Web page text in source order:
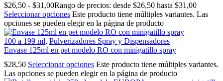
$26,50 - $31,00Rango de precios: desde $26,50 hasta $31,00
Seleccionar opciones Este producto tiene múltiples variantes. Las
opciones se pueden elegir en la página de producto
100 a 199 ml, Pulverizadores Spray y Dispensadores
Envase 125ml en pet modelo RO con minigatillo spray
$28,50 Seleccionar opciones Este producto tiene múltiples variantes.
Las opciones se pueden elegir en la página de producto